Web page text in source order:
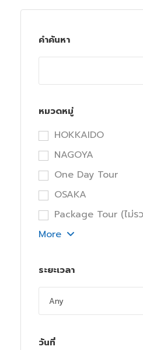
คำค้นหา
หมวดหมู่
HOKKAIDO
NAGOYA
One Day Tour
OSAKA
Package Tour (ไม่ร
More
ระยะเวลา
วันที่